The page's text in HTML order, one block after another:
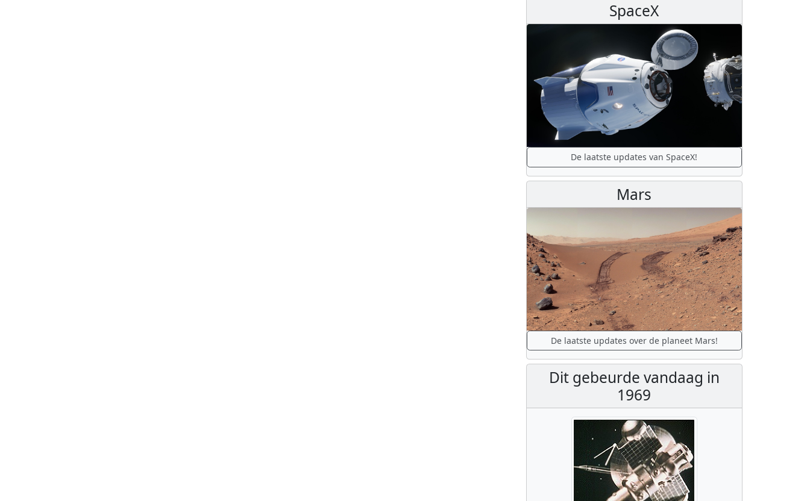
SpaceX
De laatste updates van SpaceX!
Mars
De laatste updates over de planeet Mars!
Dit gebeurde vandaag in
1969